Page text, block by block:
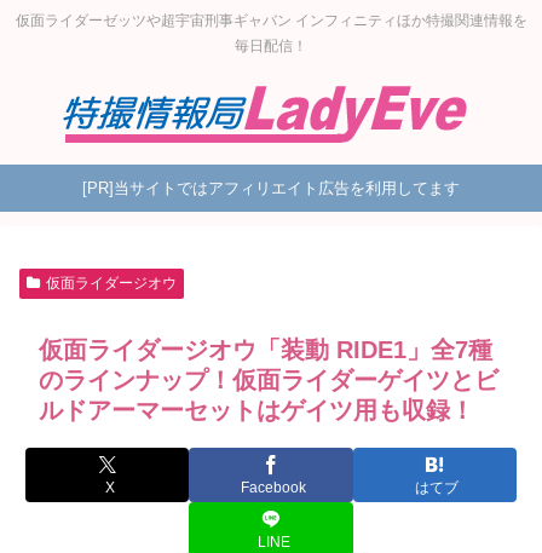
仮面ライダーゼッツや超宇宙刑事ギャバン インフィニティほか特撮関連情報を
毎日配信！
[PR]当サイトではアフィリエイト広告を利用してます
仮面ライダージオウ
仮面ライダージオウ「装動 RIDE1」全7種
のラインナップ！仮面ライダーゲイツとビ
ルドアーマーセットはゲイツ用も収録！
X Facebook はてブ
LINE